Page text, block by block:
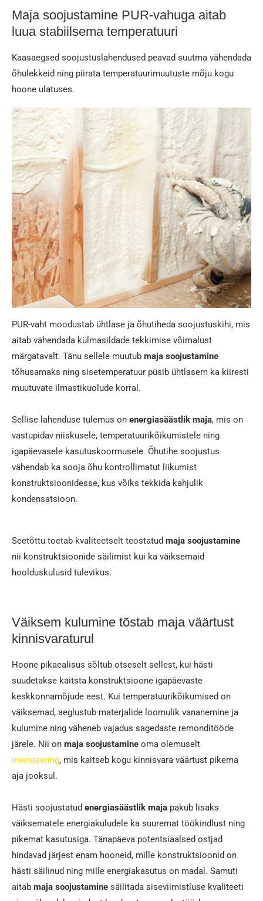
Maja soojustamine PUR-vahuga aitab
luua stabiilsema temperatuuri
Kaasaegsed soojustuslahendused peavad suutma vähendada
õhulekkeid ning piirata temperatuurimuutuste mõju kogu
hoone ulatuses.
PUR-vaht moodustab ühtlase ja õhutiheda soojustuskihi, mis
aitab vähendada külmasildade tekkimise võimalust
märgatavalt. Tänu sellele muutub maja soojustamine
tõhusamaks ning sisetemperatuur püsib ühtlasem ka kiiresti
muutuvate ilmastikuolude korral.
Sellise lahenduse tulemus on energiasäästlik maja, mis on
vastupidav niiskusele, temperatuurikõikumistele ning
igapäevasele kasutuskoormusele. Õhutihe soojustus
vähendab ka sooja õhu kontrollimatut liikumist
konstruktsioonidesse, kus võiks tekkida kahjulik
kondensatsioon.
Seetõttu toetab kvaliteetselt teostatud maja soojustamine
nii konstruktsioonide säilimist kui ka väiksemaid
hoolduskulusid tulevikus.
Väiksem kulumine tõstab maja väärtust
kinnisvaraturul
Hoone pikaealisus sõltub otseselt sellest, kui hästi
suudetakse kaitsta konstruktsioone igapäevaste
keskkonnamõjude eest. Kui temperatuurikõikumised on
väiksemad, aeglustub materjalide loomulik vananemine ja
kulumine ning väheneb vajadus sagedaste remonditööde
järele. Nii on maja soojustamine oma olemuselt
investeering, mis kaitseb kogu kinnisvara väärtust pikema
aja jooksul.
Hästi soojustatud energiasäästlik maja pakub lisaks
väiksematele energiakuludele ka suuremat töökindlust ning
pikemat kasutusiga. Tänapäeva potentsiaalsed ostjad
hindavad järjest enam hooneid, mille konstruktsioonid on
hästi säilinud ning mille energiakasutus on madal. Samuti
aitab maja soojustamine säilitada siseviimistluse kvaliteeti